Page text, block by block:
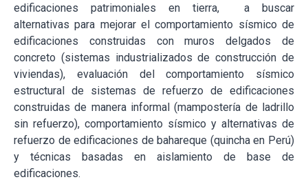
edificaciones patrimoniales en tierra, a buscar
alternativas para mejorar el comportamiento sísmico de
edificaciones construidas con muros delgados de
concreto (sistemas industrializados de construcción de
viviendas), evaluación del comportamiento sísmico
estructural de sistemas de refuerzo de edificaciones
construidas de manera informal (mampostería de ladrillo
sin refuerzo), comportamiento sísmico y alternativas de
refuerzo de edificaciones de bahareque (quincha en Perú)
y técnicas basadas en aislamiento de base de
edificaciones.